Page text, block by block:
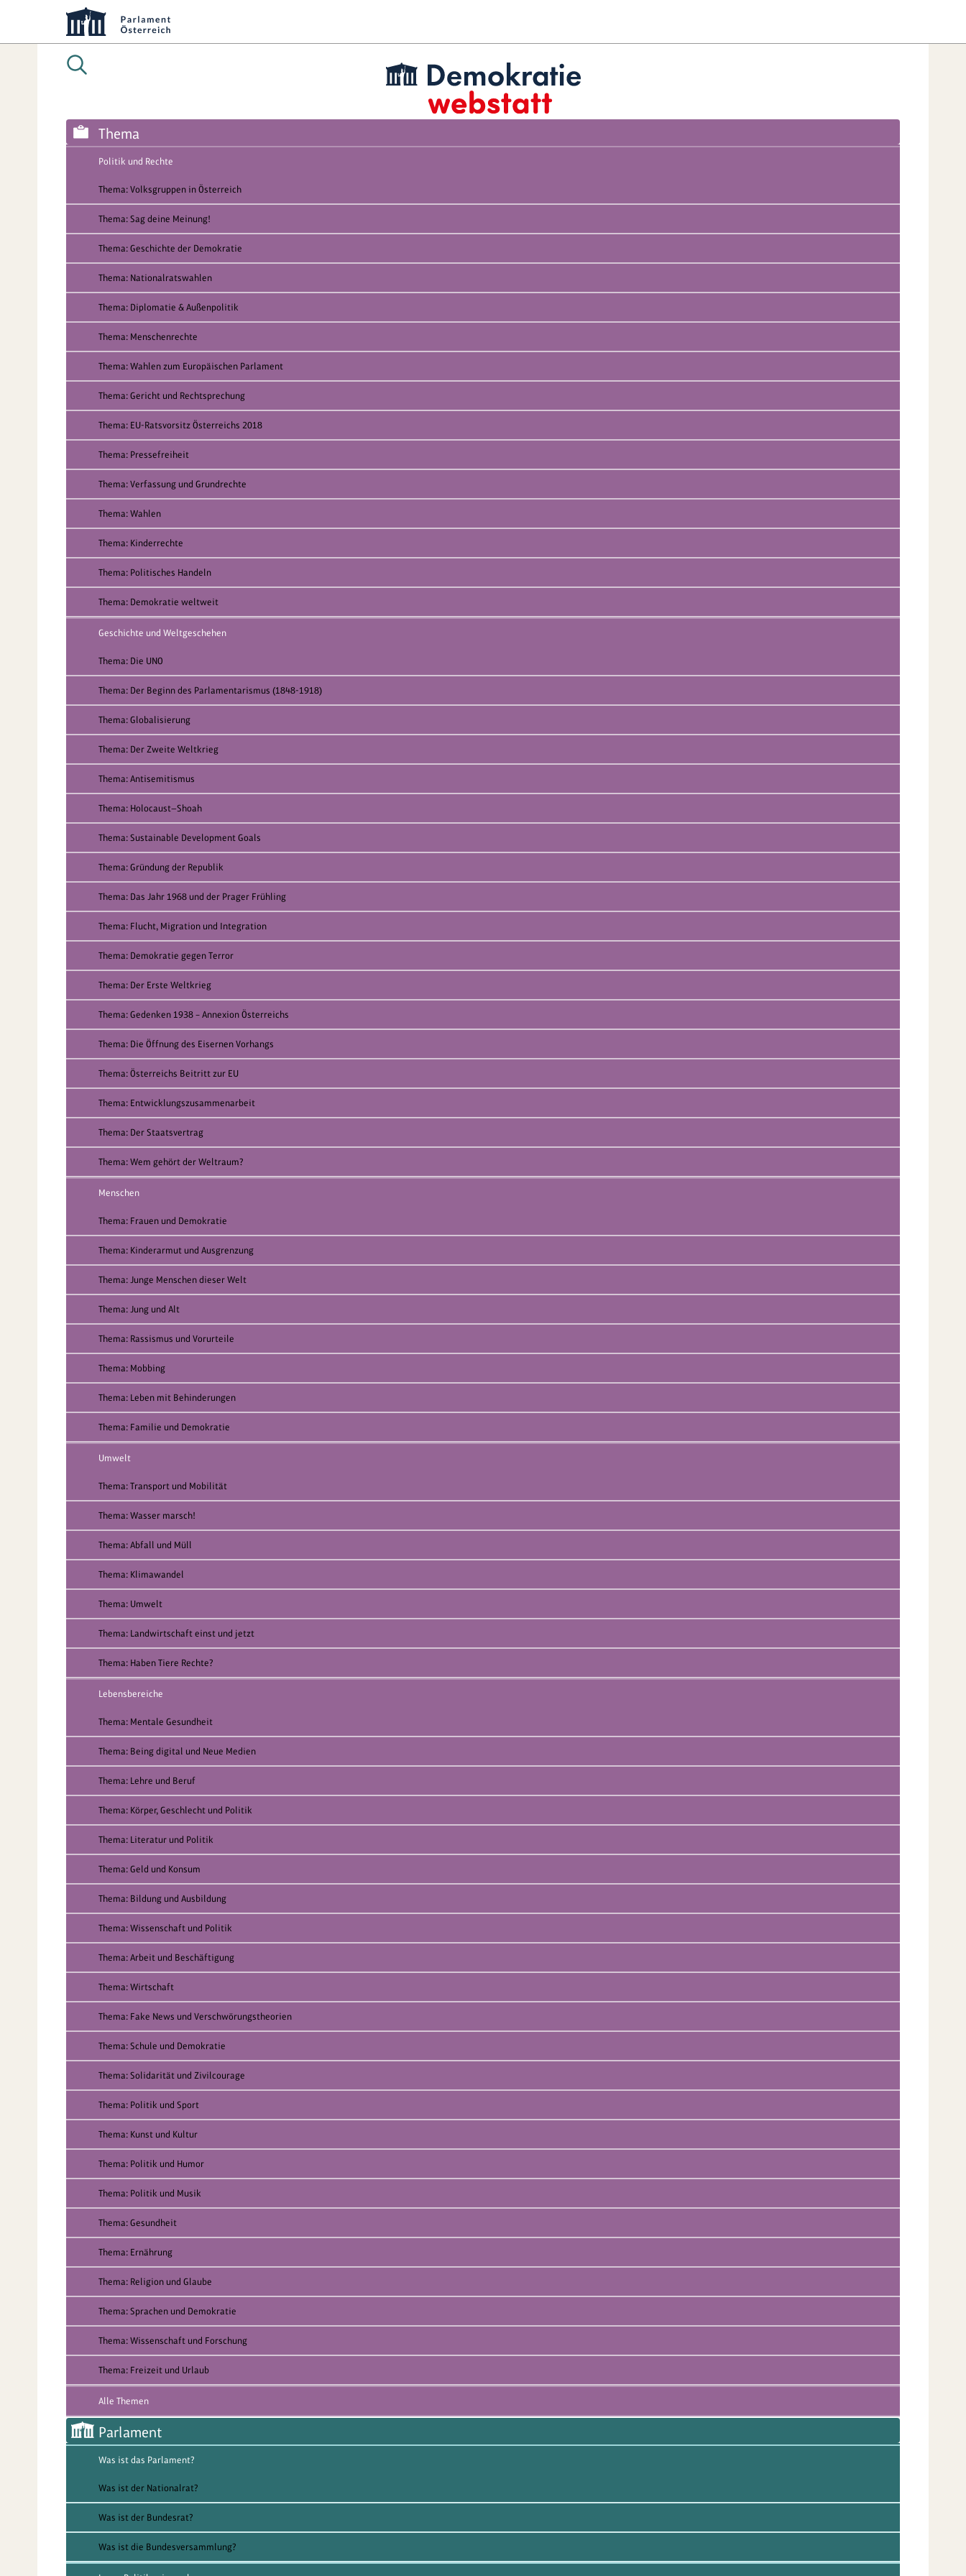
Thema
Politik und Rechte
Thema: Volksgruppen in Österreich
Thema: Sag deine Meinung!
Thema: Geschichte der Demokratie
Thema: Nationalratswahlen
Thema: Diplomatie & Außenpolitik
Thema: Menschenrechte
Thema: Wahlen zum Europäischen Parlament
Thema: Gericht und Rechtsprechung
Thema: EU-Ratsvorsitz Österreichs 2018
Thema: Pressefreiheit
Thema: Verfassung und Grundrechte
Thema: Wahlen
Thema: Kinderrechte
Thema: Politisches Handeln
Thema: Demokratie weltweit
Geschichte und Weltgeschehen
Thema: Die UNO
Thema: Der Beginn des Parlamentarismus (1848-1918)
Thema: Globalisierung
Thema: Der Zweite Weltkrieg
Thema: Antisemitismus
Thema: Holocaust—Shoah
Thema: Sustainable Development Goals
Thema: Gründung der Republik
Thema: Das Jahr 1968 und der Prager Frühling
Thema: Flucht, Migration und Integration
Thema: Demokratie gegen Terror
Thema: Der Erste Weltkrieg
Thema: Gedenken 1938 – Annexion Österreichs
Thema: Die Öffnung des Eisernen Vorhangs
Thema: Österreichs Beitritt zur EU
Thema: Entwicklungszusammenarbeit
Thema: Der Staatsvertrag
Thema: Wem gehört der Weltraum?
Menschen
Thema: Frauen und Demokratie
Thema: Kinderarmut und Ausgrenzung
Thema: Junge Menschen dieser Welt
Thema: Jung und Alt
Thema: Rassismus und Vorurteile
Thema: Mobbing
Thema: Leben mit Behinderungen
Thema: Familie und Demokratie
Umwelt
Thema: Transport und Mobilität
Thema: Wasser marsch!
Thema: Abfall und Müll
Thema: Klimawandel
Thema: Umwelt
Thema: Landwirtschaft einst und jetzt
Thema: Haben Tiere Rechte?
Lebensbereiche
Thema: Mentale Gesundheit
Thema: Being digital und Neue Medien
Thema: Lehre und Beruf
Thema: Körper, Geschlecht und Politik
Thema: Literatur und Politik
Thema: Geld und Konsum
Thema: Bildung und Ausbildung
Thema: Wissenschaft und Politik
Thema: Arbeit und Beschäftigung
Thema: Wirtschaft
Thema: Fake News und Verschwörungstheorien
Thema: Schule und Demokratie
Thema: Solidarität und Zivilcourage
Thema: Politik und Sport
Thema: Kunst und Kultur
Thema: Politik und Humor
Thema: Politik und Musik
Thema: Gesundheit
Thema: Ernährung
Thema: Religion und Glaube
Thema: Sprachen und Demokratie
Thema: Wissenschaft und Forschung
Thema: Freizeit und Urlaub
Alle Themen
Parlament
Was ist das Parlament?
Was ist der Nationalrat?
Was ist der Bundesrat?
Was ist die Bundesversammlung?